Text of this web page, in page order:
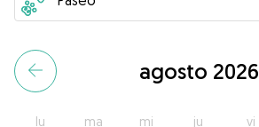
agosto 2026
lu ma mi ju vi